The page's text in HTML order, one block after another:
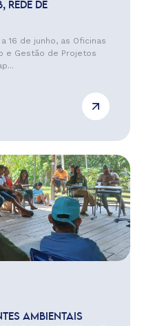
REDE DE
16 de junho, as Oficinas
e Gestão de Projetos
AMBIENTAIS